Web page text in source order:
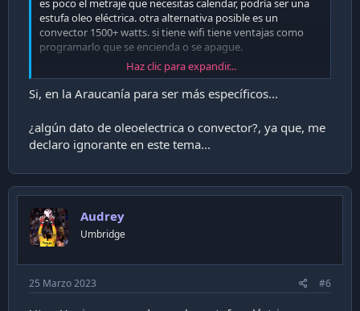
es poco el metraje que necesitas calendar, podría ser una
estufa oleo eléctrica. otra alternativa posible es un
convector 1500+ watts. si tiene wifi tiene ventajas como
programarlo que se encienda o se apague.
de las eléctricas las que no conozco que tal son son estas
nuevas cuadradas que son infrarrojas cuarzo
lo que no te recomiendo en las electricas son los
termoventiladores , salvo que sea un dormitorio pequeño
o un baño.
para ti opción una estufa a Kerosene. (y las de tipo láser
son costosas y son para un metraje mayor).
Haz clic para expandir...
Si, en la Araucanía para ser más específicos...
¿algún dato de oleoelectrica o convector?, ya que, me
declaro ignorante en este tema...
Audrey
Umbridge
25 Marzo 2023 #6